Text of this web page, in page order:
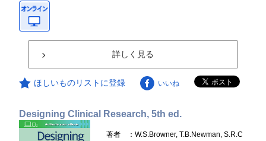
詳しく見る
ほしいものリストに登録 いいね
Designing Clinical Research, 5th ed.
著者
：W.S.Browner, T.B.Newman, S.R.C